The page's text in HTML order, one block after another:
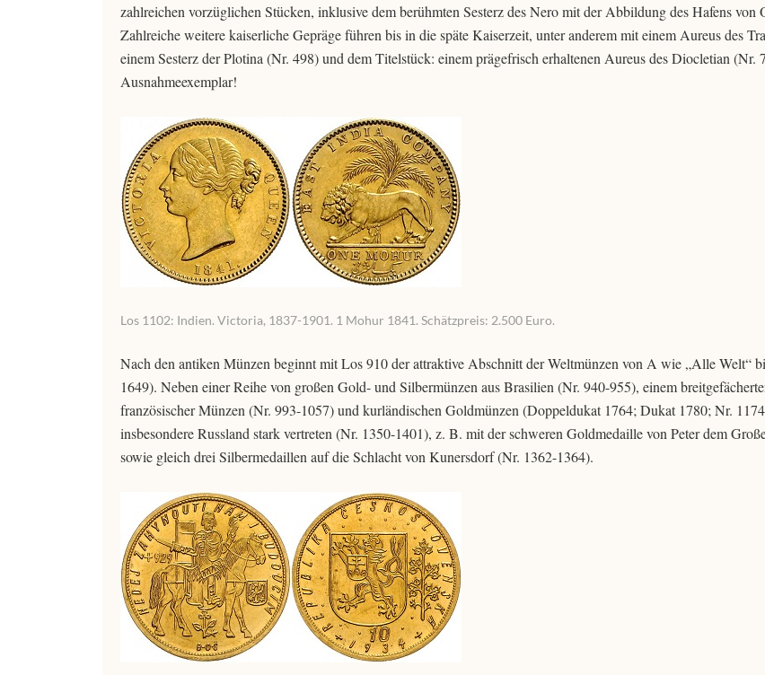
zahlreichen vorzüglichen Stücken, inklusive dem berühmten Sesterz des Nero mit der Abbildung des Hafens von
Zahlreiche weitere kaiserliche Gepräge führen bis in die späte Kaiserzeit, unter anderem mit einem Aureus des
einem Sesterz der Plotina (Nr. 498) und dem Titelstück: einem prägefrisch erhaltenen Aureus des Diocletian (Nr.
Ausnahmeexemplar!
Los 1102: Indien. Victoria, 1837-1901. 1 Mohur 1841. Schätzpreis: 2.500 Euro.
Nach den antiken Münzen beginnt mit Los 910 der attraktive Abschnitt der Weltmünzen von A wie „Alle Welt“
1649). Neben einer Reihe von großen Gold- und Silbermünzen aus Brasilien (Nr. 940-955), einem
französischer Münzen (Nr. 993-1057) und kurländischen Goldmünzen (Doppeldukat 1764; Dukat 1780; Nr.
insbesondere Russland stark vertreten (Nr. 1350-1401), z. B. mit der schweren Goldmedaille von Peter dem
sowie gleich drei Silbermedaillen auf die Schlacht von Kunersdorf (Nr. 1362-1364).